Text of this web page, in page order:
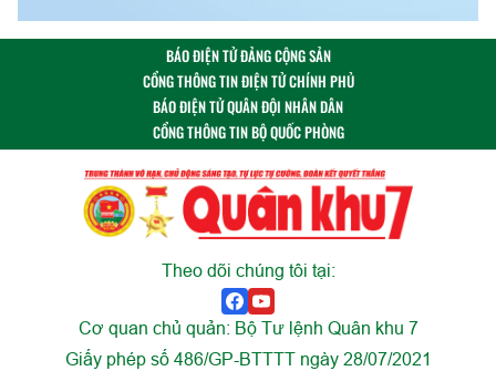
BÁO ĐIỆN TỬ ĐẢNG CỘNG SẢN
CỔNG THÔNG TIN ĐIỆN TỬ CHÍNH PHỦ
BÁO ĐIỆN TỬ QUÂN ĐỘI NHÂN DÂN
CỔNG THÔNG TIN BỘ QUỐC PHÒNG
Theo dõi chúng tôi tại:
Cơ quan chủ quản: Bộ Tư lệnh Quân khu 7
Giấy phép số 486/GP-BTTTT ngày 28/07/2021